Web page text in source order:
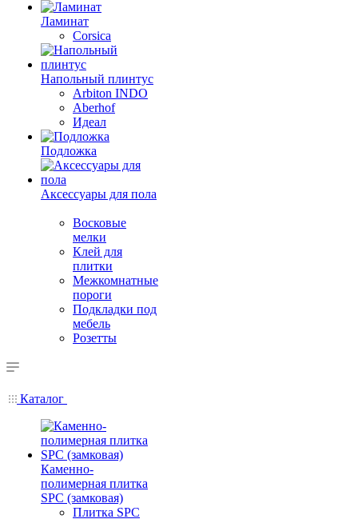
Ламинат
Corsica
Напольный плинтус
Arbiton INDO
Aberhof
Идеал
Подложка
Аксессуары для пола
Восковые
мелки
Клей для
плитки
Межкомнатные
пороги
Подкладки под
мебель
Розетты
Каталог
Каменно-
полимерная плитка
SPC (замковая)
Плитка SPC